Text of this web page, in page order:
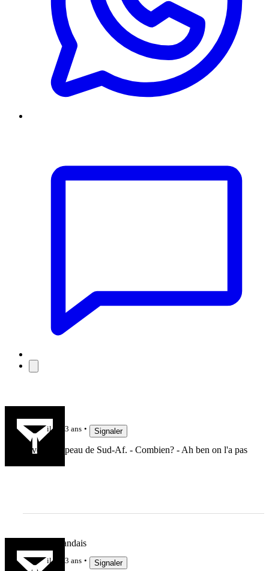
il y a 3 ans Signaler
A vendre : peau de Sud-Af. - Combien? - Ah ben on l'a pas
Le Haut Landais
il y a 3 ans Signaler